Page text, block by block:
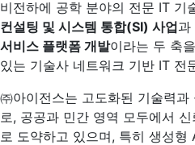
비전하에 공학 분야의 전문 IT 기
컨설팅 및 시스템 통합(SI) 사업과
서비스 플랫폼 개발이라는 두 축
있는 기술사 네트워크 기반 IT 전
㈜아이전스는 고도화된 기술력
로, 공공과 민간 영역 모두에서
로 도약하고 있으며, 특히 생성형